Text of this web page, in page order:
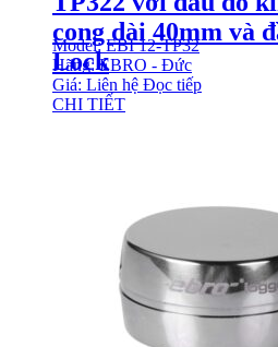
cong dài 40mm và
Lock
Model: EBI 12-TP32
Hãng: EBRO - Đức
Giá: Liên hệ Đọc tiếp
CHI TIẾT